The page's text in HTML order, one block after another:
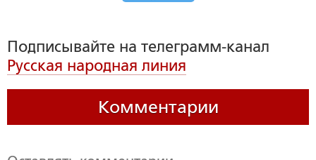
Подписывайте на телеграмм-канал
Русская народная линия
Комментарии